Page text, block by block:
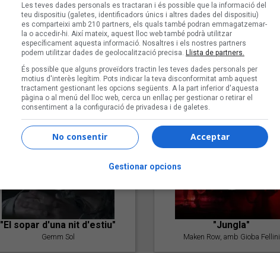
"Lo bueno y lo malo"
Carmen y María
"Posidònia"
Pep Álvarez amb Joan Muntaner
(Xanguito)
"El sopar d'una nit d'estiu"
Gemm Sol
"Jungla"
Maken Row, amb Gioba Fellini
Les teves dades personals es tractaran i és possible que la informació del
teu dispositiu (galetes, identificadors únics i altres dades del dispositiu)
es comparteixi amb 210 partners, els quals també podran emmagatzemar-
la o accedir-hi. Així mateix, aquest lloc web també podrà utilitzar
específicament aquesta informació. Nosaltres i els nostres partners
podem utilitzar dades de geolocalització precisa. Llista de partners.
És possible que alguns proveïdors tractin les teves dades personals per
motius d'interès legítim. Pots indicar la teva disconformitat amb aquest
tractament gestionant les opcions següents. A la part inferior d'aquesta
pàgina o al menú del lloc web, cerca un enllaç per gestionar o retirar el
consentiment a la configuració de privadesa i de galetes.
Acceptar
No consentir
Gestionar opcions